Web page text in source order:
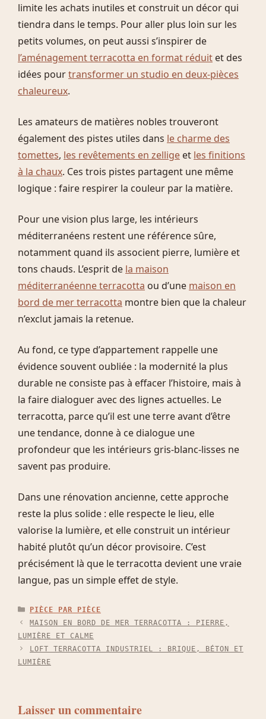
limite les achats inutiles et construit un décor qui
tiendra dans le temps. Pour aller plus loin sur les
petits volumes, on peut aussi s’inspirer de
l’aménagement terracotta en format réduit et des
idées pourtransformer un studio en deux-pièces
chaleureux.
Les amateurs de matières nobles trouveront
également des pistes utiles dans le charme des
tomettes, les revêtements en zellige et les finitions
à la chaux. Ces trois pistes partagent une même
logique : faire respirer la couleur par la matière.
Pour une vision plus large, les intérieurs
méditerranéens restent une référence sûre,
notamment quand ils associent pierre, lumière et
tons chauds. L’esprit de la maison
méditerranéenne terracotta ou d’une maison en
bord de mer terracotta montre bien que la chaleur
n’exclut jamais la retenue.
Au fond, ce type d’appartement rappelle une
évidence souvent oubliée : la modernité la plus
durable ne consiste pas à effacer l’histoire, mais à
la faire dialoguer avec des lignes actuelles. Le
terracotta, parce qu’il est une terre avant d’être
une tendance, donne à ce dialogue une
profondeur que les intérieurs gris-blanc-lisses ne
savent pas produire.
Dans une rénovation ancienne, cette approche
reste la plus solide : elle respecte le lieu, elle
valorise la lumière, et elle construit un intérieur
habité plutôt qu’un décor provisoire. C’est
précisément là que le terracotta devient une vraie
langue, pas un simple effet de style.
CATÉGORIES
PIÈCE PAR PIÈCE
MAISON EN BORD DE MER TERRACOTTA : PIERRE,
LUMIÈRE ET CALME
LOFT TERRACOTTA INDUSTRIEL : BRIQUE, BÉTON ET
LUMIÈRE
Laisser un commentaire